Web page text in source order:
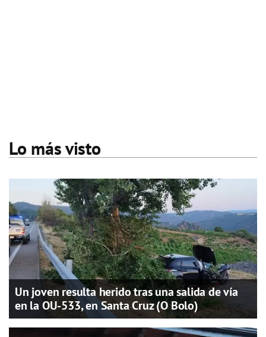
Lo más visto
Un joven resulta herido tras una salida de vía
en la OU-533, en Santa Cruz (O Bolo)